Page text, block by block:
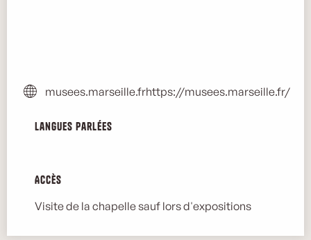
musees.marseille.frhttps://musees.marseille.fr/
Langues parlées
Langues parlées
Accès
Accès
Visite de la chapelle sauf lors d'expositions